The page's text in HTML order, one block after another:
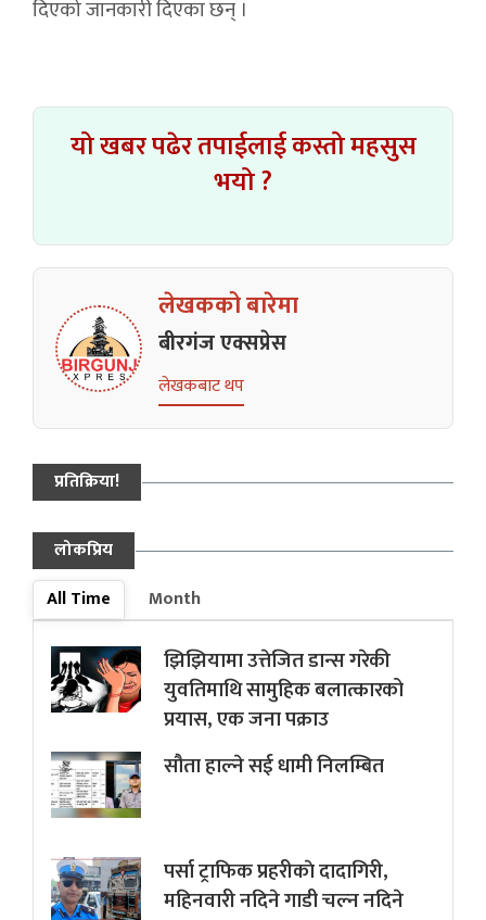
दिएको जानकारी दिएका छन् ।
यो खबर पढेर तपाईलाई कस्तो महसुस
भयो ?
लेखकको बारेमा
बीरगंज एक्सप्रेस
लेखकबाट थप
प्रतिक्रिया!
लोकप्रिय
All Time
Month
झिझियामा उत्तेजित डान्स गरेकी
युवतिमाथि सामुहिक बलात्कारको
प्रयास, एक जना पक्राउ
सौता हाल्ने सई धामी निलम्बित
पर्सा ट्राफिक प्रहरीकाे दादागिरी,
महिनवारी नदिने गाडी चल्न नदिने